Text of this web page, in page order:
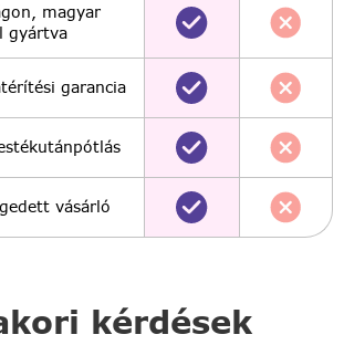
kérdések
magyar
gyártva
garancia
vásárló